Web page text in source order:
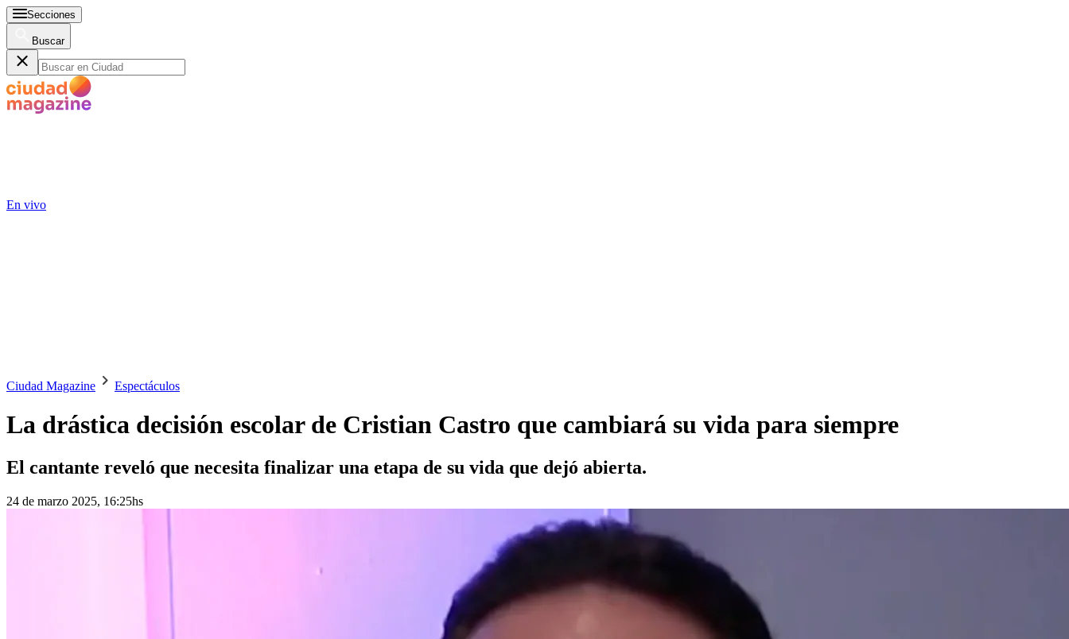
Secciones
Buscar
En vivo
Ciudad Magazine Espectáculos
La drástica decisión escolar de Cristian Castro que cambiará su vida para siempre
El cantante reveló que necesita finalizar una etapa de su vida que dejó abierta.
24 de marzo 2025, 16:25hs